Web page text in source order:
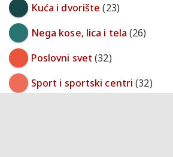
Kuća i dvorište (23)
Nega kose, lica i tela (26)
Poslovni svet (32)
Sport i sportski centri (32)